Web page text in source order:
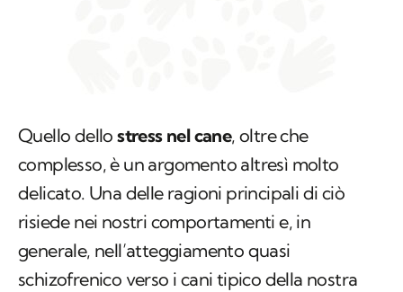
Quello dellostress nel cane, oltre che
complesso, è un argomento altresì molto
delicato. Una delle ragioni principali di ciò
risiede nei nostri comportamenti e, in
generale, nell’atteggiamento quasi
schizofrenico verso i cani tipico della nostra